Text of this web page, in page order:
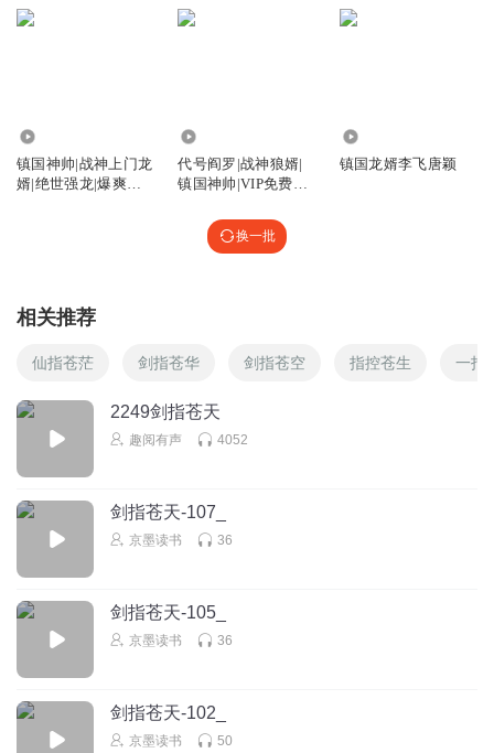
镇国神帅|战神上门龙
婿|绝世强龙|爆爽龙
代号阎罗|战神狼婿|
镇国神帅|VIP免费有
镇国龙婿李飞唐颖
换一批
相关推荐
仙指苍茫 剑指苍华 剑指苍空 指控苍生 一指
2249剑指苍天
趣阅有声 4052
剑指苍天-107_
京墨读书 36
剑指苍天-105_
京墨读书 36
剑指苍天-102_
京墨读书 50